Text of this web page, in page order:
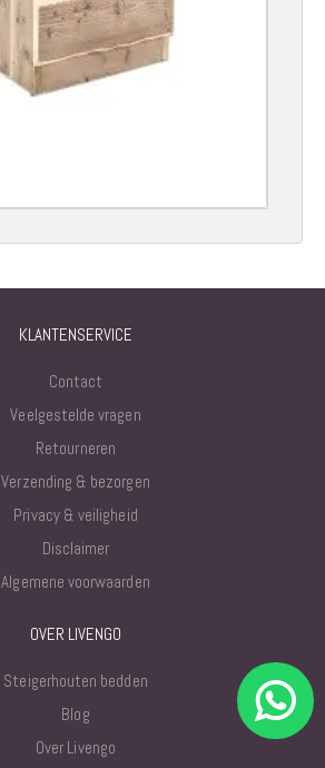
KLANTENSERVICE
Contact
Veelgestelde vragen
Retourneren
Verzending & bezorgen
Privacy & veiligheid
Disclaimer
Algemene voorwaarden
OVER LIVENGO
Steigerhouten bedden
Blog
Over Livengo